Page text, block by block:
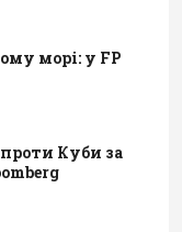
морі: у FP
Куби за